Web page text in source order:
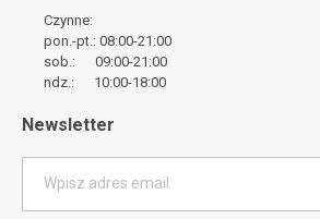
Czynne:
pon.-pt.: 08:00-21:00
sob.: 09:00-21:00
ndz.: 10:00-18:00
Newsletter
Wpisz adres email